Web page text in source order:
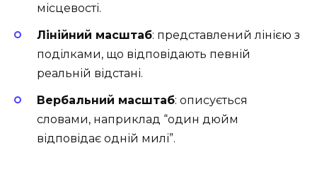
місцевості.
Лінійний масштаб: представлений лінією з
поділками, що відповідають певній
реальній відстані.
Вербальний масштаб: описується
словами, наприклад “один дюйм
відповідає одній милі”.